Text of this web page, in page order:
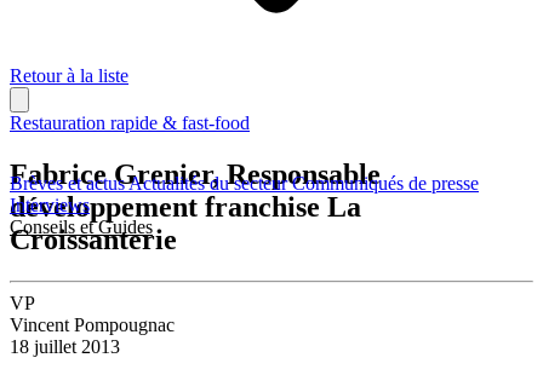
Brèves et actusActualités du secteurCommuniqués de presse
Interviews
Conseils et Guides
Retour à la liste
Restauration rapide & fast-food
Fabrice Grenier, Responsable
développement franchise La
Croissanterie
VP
Vincent Pompougnac
18 juillet 2013